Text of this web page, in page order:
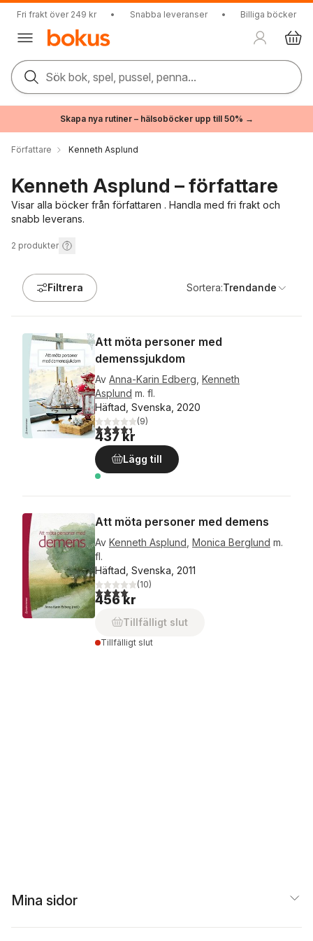
Fri frakt över 249 kr • Snabba leveranser • Billiga böcker
Sök bok, spel, pussel, penna...
Skapa nya rutiner – hälsoböcker upp till 50% →
Författare Kenneth Asplund
Kenneth Asplund – författare
Visar alla böcker från författaren . Handla med fri frakt och
snabb leverans.
2 produkter
Filtrera Sortera:Trendande
Att möta personer med
demenssjukdom
Av Anna-Karin Edberg Kenneth
Asplund m. fl.
Häftad, Svenska, 2020
4,4utav 5 stjärnor. Totalt antal röster:
(9)
437 kr
Lägg till
Att möta personer med demens
Av Kenneth Asplund Monica Berglund m.
fl.
Häftad, Svenska, 2011
4,0utav 5 stjärnor. Totalt antal röster:
(10)
456 kr
Tillfälligt slut
Tillfälligt slut
Mina sidor